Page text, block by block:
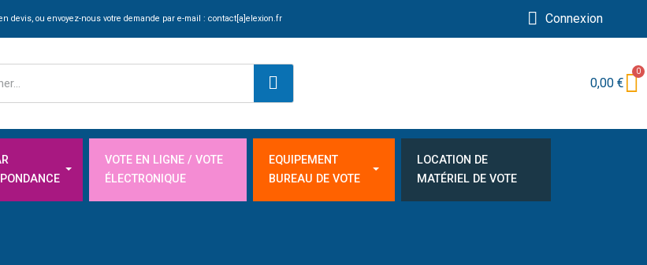
devis, ou envoyez-nous votre demande par e-mail : contact[a]elexion.fr Connexion
0,00 €
VOTE EN LIGNE / VOTE
ÉLECTRONIQUE
EQUIPEMENT
BUREAU DE VOTE
LOCATION DE
MATÉRIEL DE VOTE